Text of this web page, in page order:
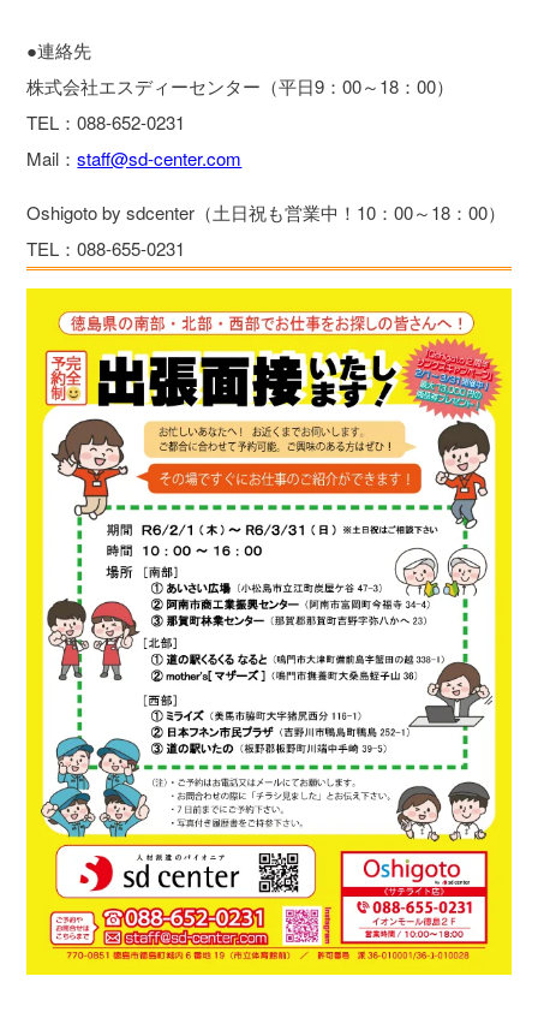
●連絡先
株式会社エスディーセンター（平日9：00～18：00）
TEL：088-652-0231
Mail：staff@sd-center.com
Oshigoto by sdcenter（土日祝も営業中！10：00～18：00）
TEL：088-655-0231